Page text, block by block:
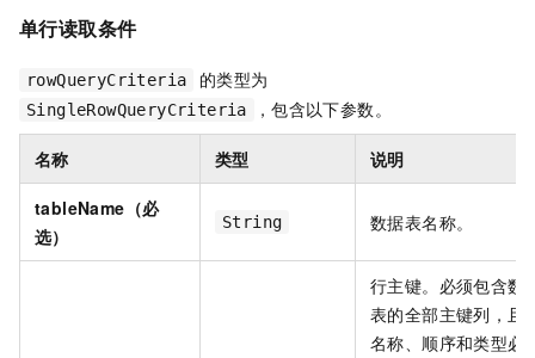
单行读取条件
rowQueryCriteria 的类型为
SingleRowQueryCriteria ，包含以下参数。
名称 类型 说明
tableName（必
选）
String 数据表名称。
行主键。必须包含数
表的全部主键列，且
名称、顺序和类型必